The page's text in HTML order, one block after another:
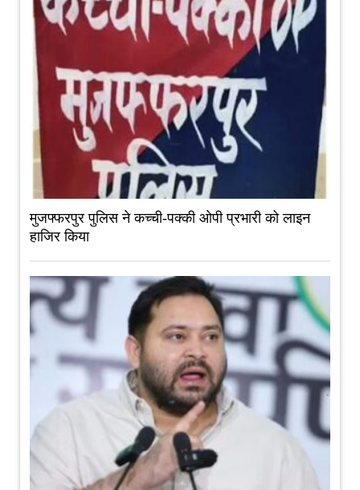
मुजफ्फरपुर पुलिस ने कच्ची-पक्की ओपी प्रभारी को लाइन
हाजिर किया